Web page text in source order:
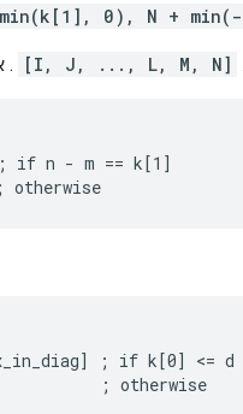
min(k[1], 0), N +
[I, J, ..., L, M, N]
.
if n - m == k[1]
otherwise
; if k[0] <= d
; otherwise